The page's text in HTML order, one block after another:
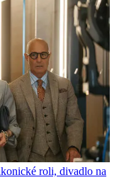
roli, divadlo na